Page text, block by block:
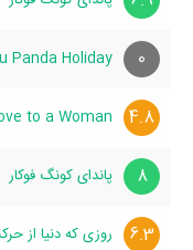
0
Panda Holiday
4.8
to a Woman
8 پاندای کونگ فوکار
6.3 روزی که دنیا از